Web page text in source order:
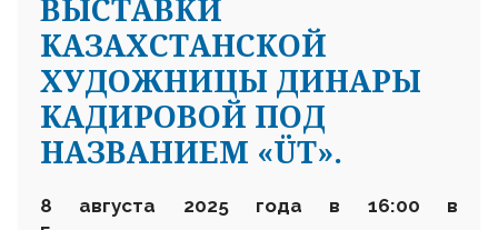
ВЫСТАВКИ
КАЗАХСТАНСКОЙ
ХУДОЖНИЦЫ ДИНАРЫ
КАДИРОВОЙ ПОД
НАЗВАНИЕМ «ÜT».
8 августа 2025 года в 16:00 в